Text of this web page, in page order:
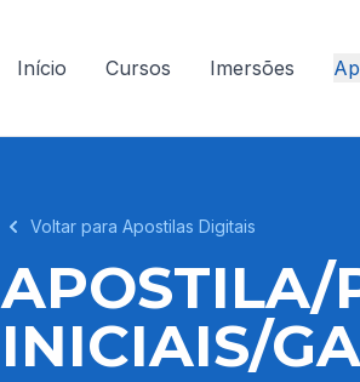
Início Cursos Imersões
Voltar para Apostilas Digitais
APOSTILA/
INICIAIS/